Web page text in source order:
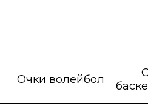
Очки волейбол